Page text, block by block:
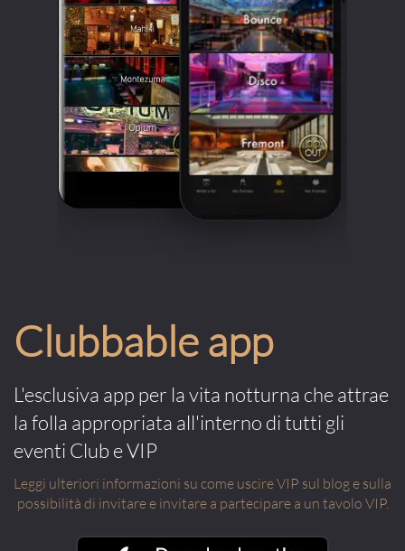
Clubbable app
L'esclusiva app per la vita notturna che attrae
la folla appropriata all'interno di tutti gli
eventi Club e VIP
Leggi ulteriori informazioni su come uscire VIP sul blog e sulla
possibilità di invitare e invitare a partecipare a un tavolo VIP.